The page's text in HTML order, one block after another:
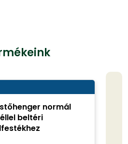
normál
beltéri